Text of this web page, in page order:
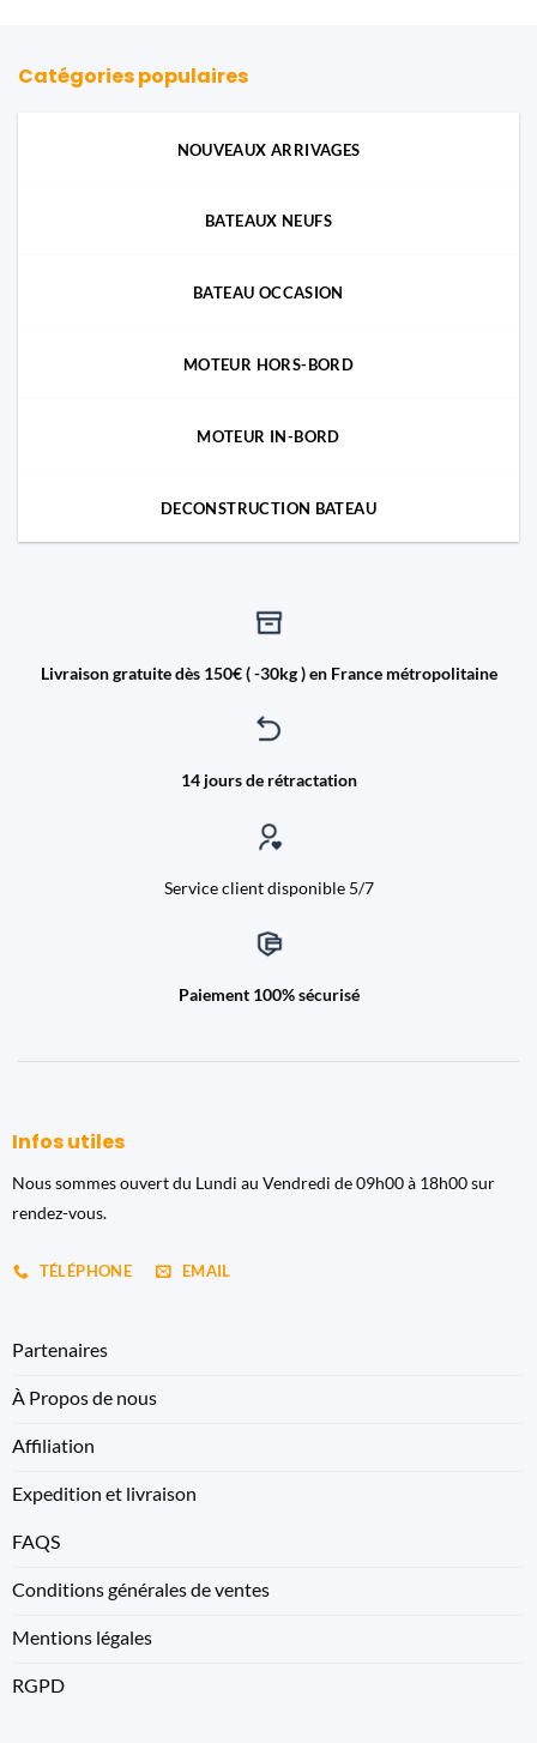
Catégories populaires
NOUVEAUX ARRIVAGES
BATEAUX NEUFS
BATEAU OCCASION
MOTEUR HORS-BORD
MOTEUR IN-BORD
DECONSTRUCTION BATEAU
Livraison gratuite dès 150€ ( -30kg ) en France métropolitaine
14 jours de rétractation
Service client disponible 5/7
Paiement 100% sécurisé
Infos utiles
Nous sommes ouvert du Lundi au Vendredi de 09h00 à 18h00 sur
rendez-vous.
TÉLÉPHONE EMAIL
Partenaires
À Propos de nous
Affiliation
Expedition et livraison
FAQS
Conditions générales de ventes
Mentions légales
RGPD